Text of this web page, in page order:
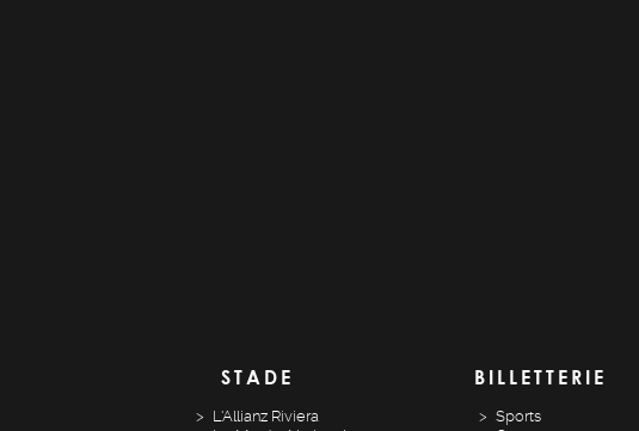
STADE
L'Allianz Riviera
BILLETTERIE
Sports